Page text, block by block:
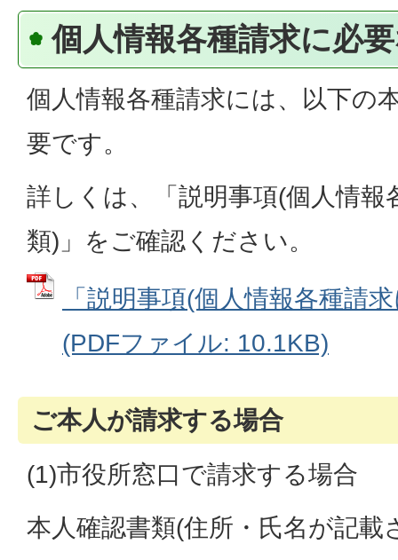
個人情報各種請求に必
個人情報各種請求には、以下の
要です。
詳しくは、「説明事項(個人情報
類)」をご確認ください。
「説明事項(個人情報各種請
(PDFファイル: 10.1KB)
ご本人が請求する場合
(1)市役所窓口で請求する場合
本人確認書類(住所・氏名が記載